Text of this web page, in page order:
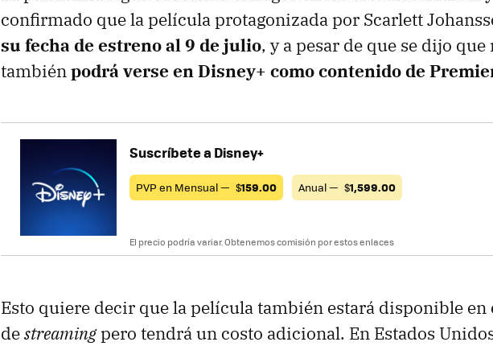
confirmado que la película protagonizada por Scarlett
su fecha de estreno al 9 de julio, y a pesar de que se dijo que
tambiénpodrá verse en Disney+ como contenido de
Suscríbete a Disney+
PVP en Mensual — $159.00 Anual — $1,599.00
El precio podría variar. Obtenemos comisión por estos enlaces
Esto quiere decir que la película también estará disponible en
destreamingpero tendrá un costo adicional. En Estados